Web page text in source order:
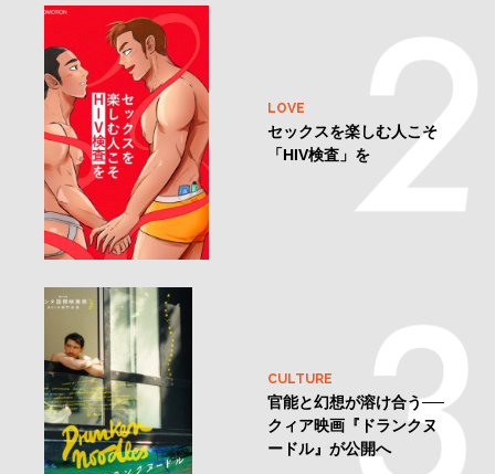
LOVE
セックスを楽しむ人こそ
「HIV検査」を
CULTURE
官能と幻想が溶け合う──
クィア映画『ドランクヌ
ードル』が公開へ